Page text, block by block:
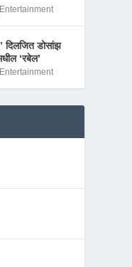
Entertainment
दिलजित डोसांझ
‘रबेल’
Entertainment